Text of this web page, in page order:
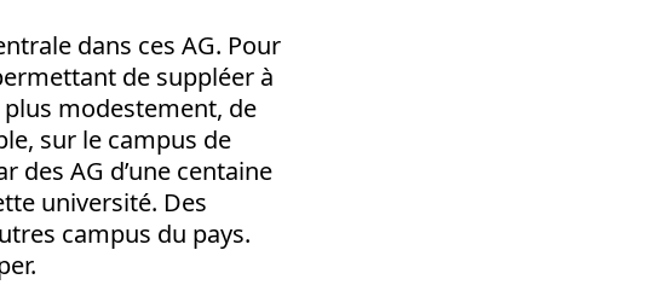
dans ces AG. Pour
de suppléer à
plus modestement, de
sur le campus de
des AG d’une centaine
université. Des
campus du pays.